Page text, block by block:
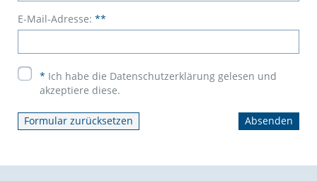
E-Mail-Adresse: **
* Ich habe die Datenschutzerklärung gelesen und
akzeptiere diese.